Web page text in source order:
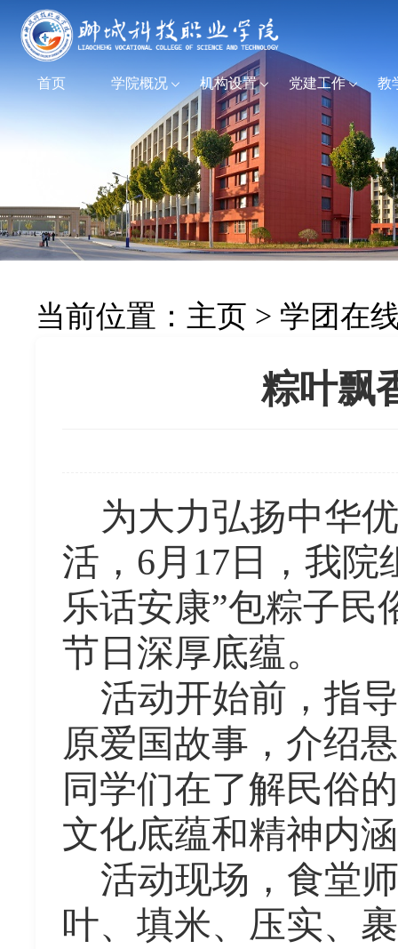
首页 学院概况 机构设置 党建工作 教
当前位置： 主页 > 学团在
粽叶飘
为大力弘扬中华
活， 6月 17 日，我院
乐话安康”包粽子民
节日深厚底蕴。
活动开始前，指
原爱国故事，介绍
同学们在了解民俗
文化底蕴和精神内
活动现场，食堂
叶、填米、压实、